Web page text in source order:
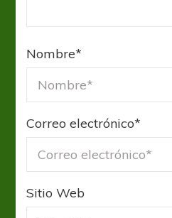
Nombre*
Correo electrónico*
Sitio Web